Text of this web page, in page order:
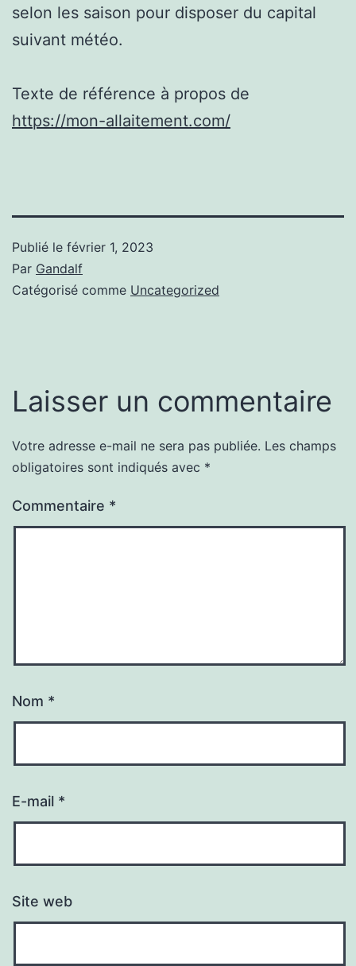
selon les saison pour disposer du capital
suivant météo.
Texte de référence à propos de
https://mon-allaitement.com/
Publié le février 1, 2023
Par Gandalf
Catégorisé comme Uncategorized
Laisser un commentaire
Votre adresse e-mail ne sera pas publiée. Les champs
obligatoires sont indiqués avec *
Commentaire *
Nom *
E-mail *
Site web